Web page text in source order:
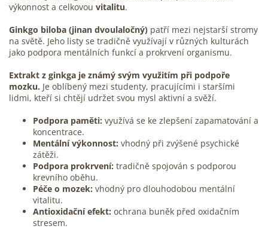
výkonnost a celkovou vitalitu.
Ginkgo biloba (jinan dvoulaločný) patří mezi nejstarší stromy
na světě. Jeho listy se tradičně využívají v různých kulturách
jako podpora mentálních funkcí a prokrvení organismu.
Extrakt z ginkga je známý svým využitím při podpoře
mozku. Je oblíbený mezi studenty, pracujícími i staršími
lidmi, kteří si chtějí udržet svou mysl aktivní a svěží.
Podpora paměti: využívá se ke zlepšení zapamatování a
koncentrace.
Mentální výkonnost: vhodný při zvýšené psychické
zátěži.
Podpora prokrvení: tradičně spojován s podporou
krevního oběhu.
Péče o mozek: vhodný pro dlouhodobou mentální
vitalitu.
Antioxidační efekt: ochrana buněk před oxidačním
stresem.